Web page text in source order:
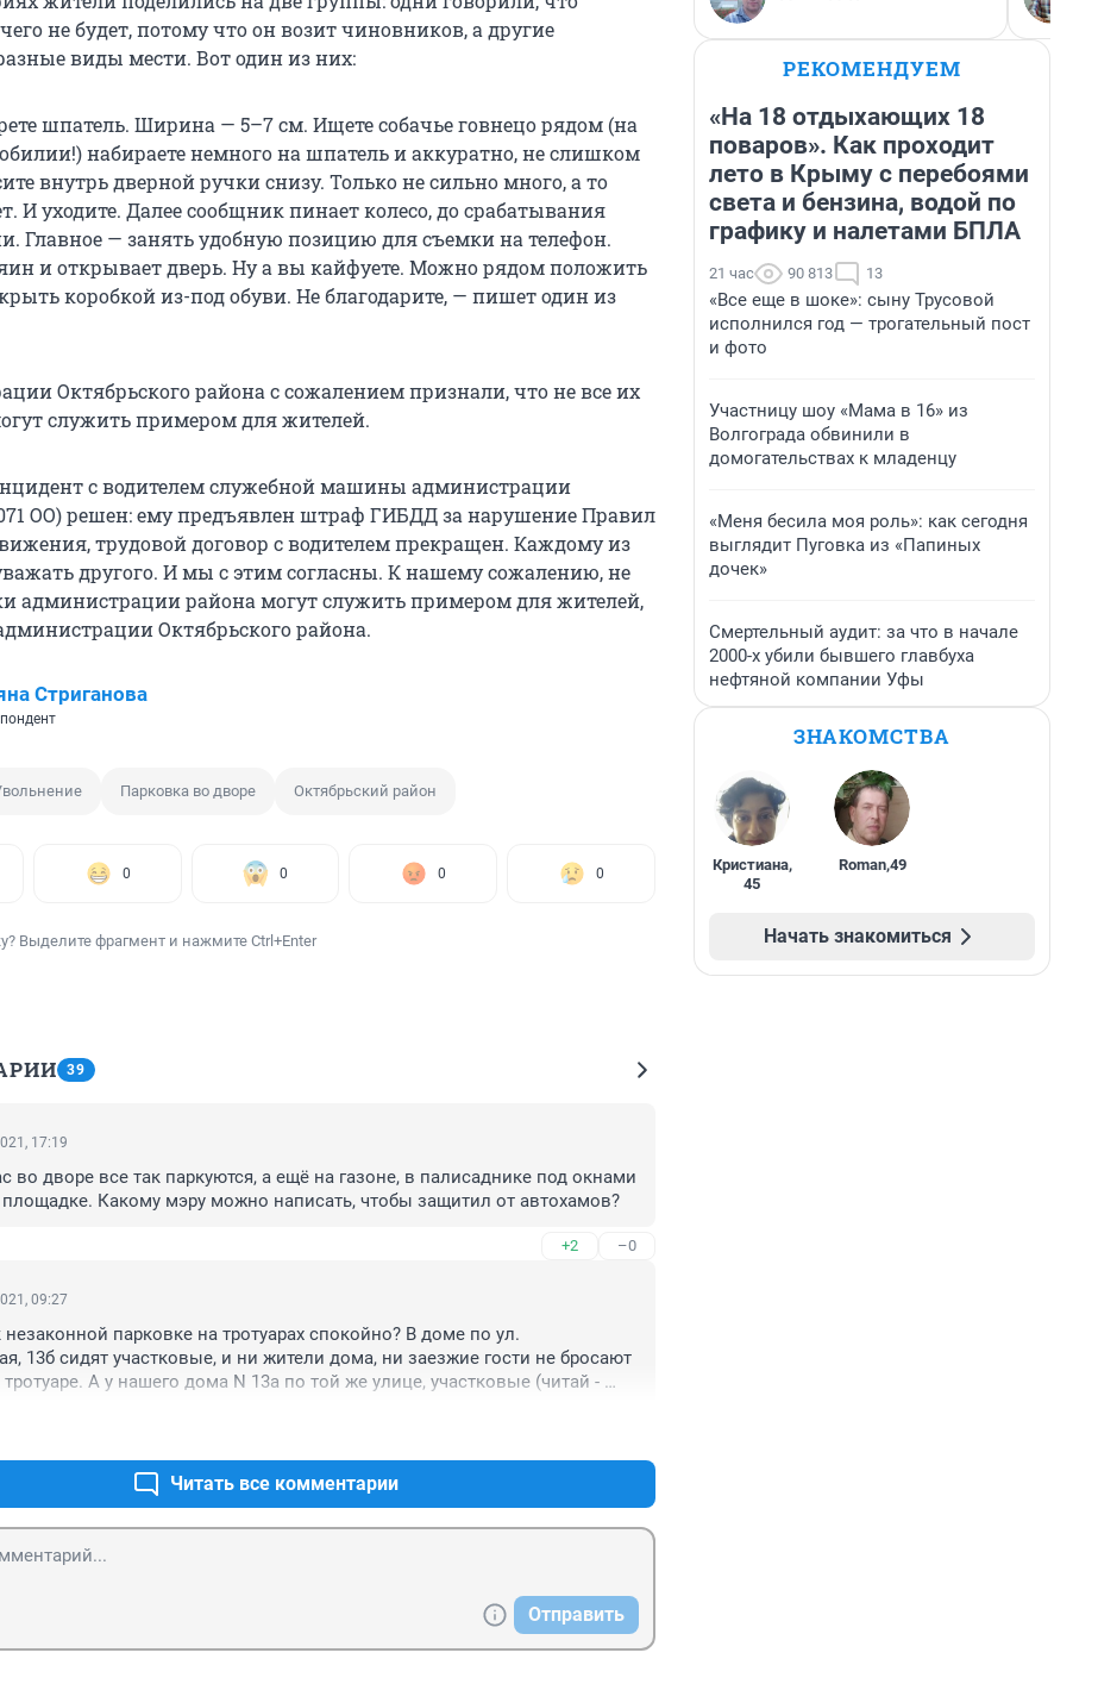
не будет, потому что он возит чиновников, а другие
виды мести. Вот один из них:
шпатель. Ширина — 5–7 см. Ищете собачье говнецо рядом (на
набираете немного на шпатель и аккуратно, не слишком
внутрь дверной ручки снизу. Только не сильно много, а то
И уходите. Далее сообщник пинает колесо, до срабатывания
Главное — занять удобную позицию для съемки на телефон.
и открывает дверь. Ну а вы кайфуете. Можно рядом положить
коробкой из-под обуви. Не благодарите, — пишет один из
Октябрьского района с сожалением признали, что не все их
служить примером для жителей.
с водителем служебной машины администрации
ОО) решен: ему предъявлен штраф ГИБДД за нарушение Правил
трудовой договор с водителем прекращен. Каждому из
другого. И мы с этим согласны. К нашему сожалению, не
администрации района могут служить примером для жителей,
Октябрьского района.
Стриганова
Парковка во дворе Октябрьский район
0 0 0 0
Выделите фрагмент и нажмите Ctrl+Enter
39
17:19
во дворе все так паркуются, а ещё на газоне, в палисаднике под окнами
площадке. Какому мэру можно написать, чтобы защитил от автохамов?
+2 –0
09:27
незаконной парковке на тротуарах спокойно? В доме по ул.
13б сидят участковые, и ни жители дома, ни заезжие гости не бросают
А у нашего дома N 13а по той же улице, участковые (читай -
Читать все комментарии
Отправить
РЕКОМЕНДУЕМ
«На 18 отдыхающих 18
поваров». Как проходит
лето в Крыму с перебоями
света и бензина, водой по
графику и налетами БПЛА
21 час 90 813 13
«Все еще в шоке»: сыну Трусовой
исполнился год — трогательный пост
и фото
Участницу шоу «Мама в 16» из
Волгограда обвинили в
домогательствах к младенцу
«Меня бесила моя роль»: как сегодня
выглядит Пуговка из «Папиных
дочек»
Смертельный аудит: за что в начале
2000-х убили бывшего главбуха
нефтяной компании Уфы
ЗНАКОМСТВА
Кристиана,
45
Roman,49
Начать знакомиться